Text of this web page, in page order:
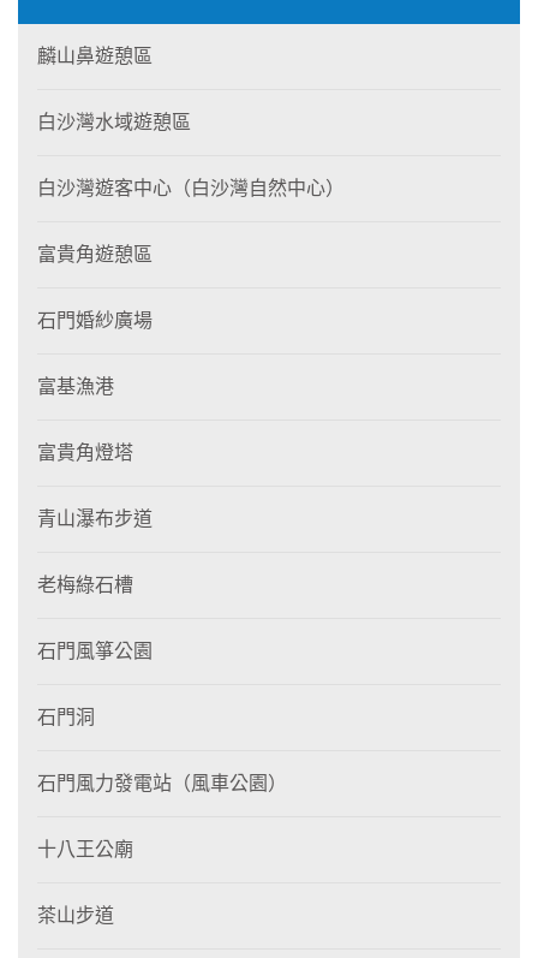
麟山鼻遊憩區
白沙灣水域遊憩區
白沙灣遊客中心（白沙灣自然中心）
富貴角遊憩區
石門婚紗廣場
富基漁港
富貴角燈塔
青山瀑布步道
老梅綠石槽
石門風箏公園
石門洞
石門風力發電站（風車公園）
十八王公廟
茶山步道